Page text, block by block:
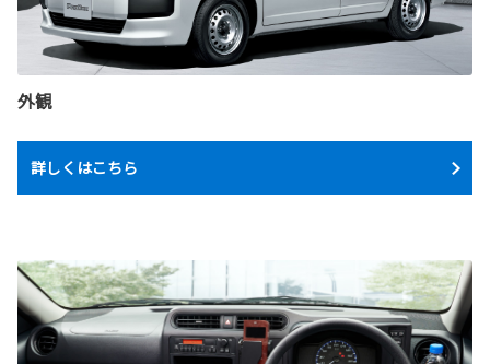
外観
詳しくはこちら